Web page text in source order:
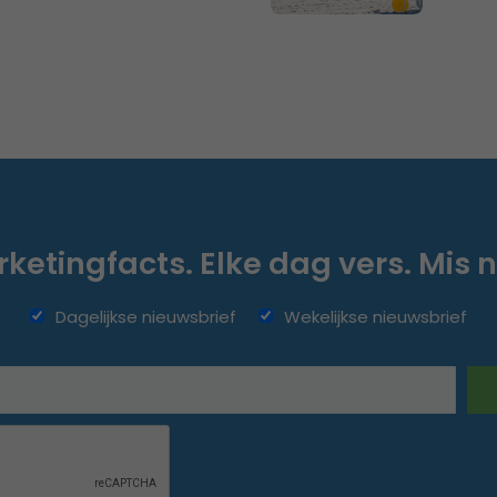
Elke dag vers. Mis
Dagelijkse nieuwsbrief Wekelijkse nieuwsbrief